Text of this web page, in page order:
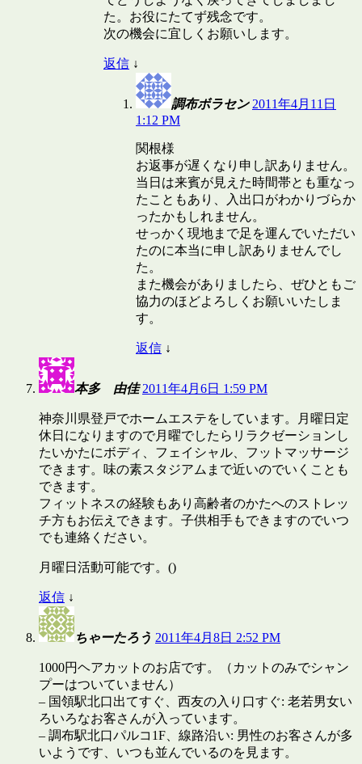
た。お役にたてず残念です。
次の機会に宜しくお願いします。
返信 ↓
調布ボラセン 2011年4月11日
1:12 PM
関根様
お返事が遅くなり申し訳ありません。
当日は来賓が見えた時間帯とも重なっ
たこともあり、入出口がわかりづらか
ったかもしれません。
せっかく現地まで足を運んでいただい
たのに本当に申し訳ありませんでし
た。
また機会がありましたら、ぜひともご
協力のほどよろしくお願いいたしま
す。
返信 ↓
本多 由佳 2011年4月6日 1:59 PM
神奈川県登戸でホームエステをしています。月曜日定
休日になりますので月曜でしたらリラクゼーションし
たいかたにボディ、フェイシャル、フットマッサージ
できます。味の素スタジアムまで近いのでいくことも
できます。
フィットネスの経験もあり高齢者のかたへのストレッ
チ方もお伝えできます。子供相手もできますのでいつ
でも連絡ください。
月曜日活動可能です。()
返信 ↓
ちゃーたろう 2011年4月8日 2:52 PM
1000円ヘアカットのお店です。（カットのみでシャン
プーはついていません）
– 国領駅北口出てすぐ、西友の入り口すぐ: 老若男女い
ろいろなお客さんが入っています。
– 調布駅北口パルコ1F、線路沿い: 男性のお客さんが多
いようです、いつも並んでいるのを見ます。